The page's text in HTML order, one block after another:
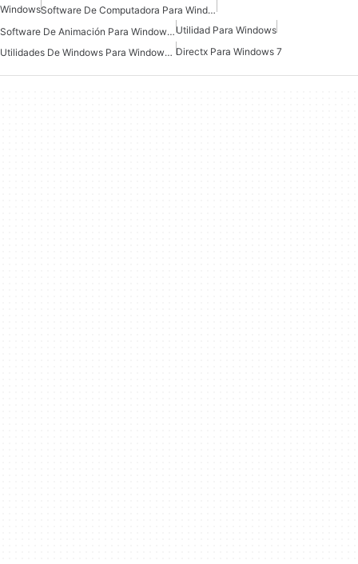
Windows
Software De Computadora Para Windows
Software De Animación Para Windows 10Utilidad Para Windows
Utilidades De Windows Para Windows 10 Directx Para Windows 7